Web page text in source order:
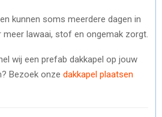
kunnen soms meerdere dagen in
meer lawaai, stof en ongemak zorgt.
wij een prefab dakkapel op jouw
Bezoek onze dakkapel plaatsen